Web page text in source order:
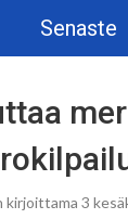
Senaste
kirjoittama 3